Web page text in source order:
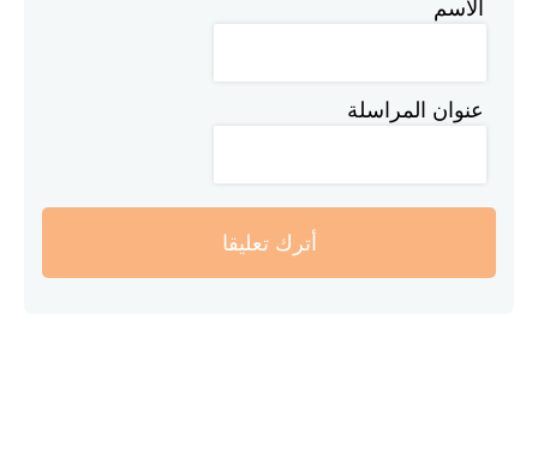
الاسم
عنوان المراسلة
أترك تعليقا